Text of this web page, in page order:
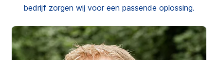
bedrijf zorgen wij voor een passende oplossing.